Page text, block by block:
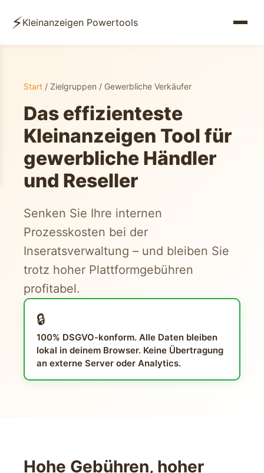
⚡Kleinanzeigen Powertools
Start / Zielgruppen / Gewerbliche Verkäufer
Das effizienteste
Kleinanzeigen Tool für
gewerbliche Händler
und Reseller
Senken Sie Ihre internen
Prozesskosten bei der
Inseratsverwaltung – und bleiben Sie
trotz hoher Plattformgebühren
profitabel.
🔒
100% DSGVO-konform. Alle Daten bleiben
lokal in deinem Browser. Keine Übertragung
an externe Server oder Analytics.
Hohe Gebühren, hoher